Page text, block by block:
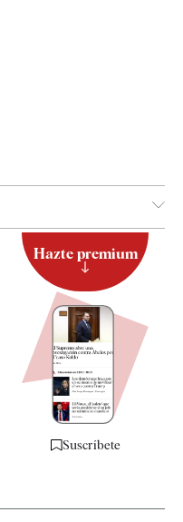
Hazte premium
Suscríbete